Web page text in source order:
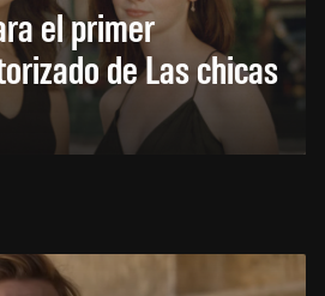
el primer
de Las chicas